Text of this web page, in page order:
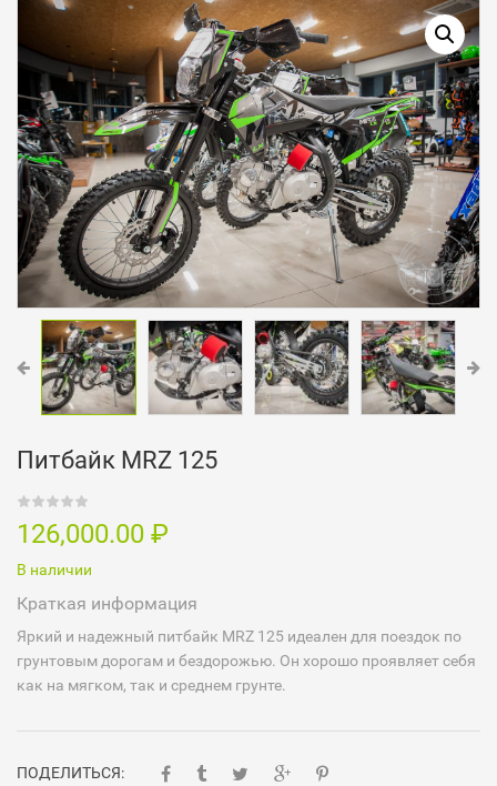
Питбайк MRZ 125
126,000.00 ₽
В наличии
Краткая информация
Яркий и надежный питбайк MRZ 125 идеален для поездок по
грунтовым дорогам и бездорожью. Он хорошо проявляет себя
как на мягком, так и среднем грунте.
ПОДЕЛИТЬСЯ: